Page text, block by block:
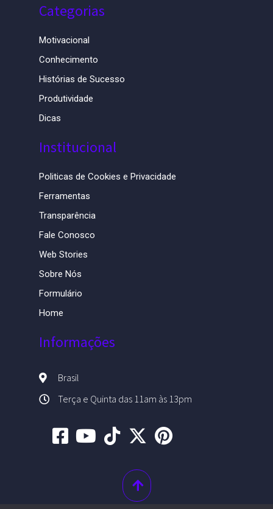
Categorias
Motivacional
Conhecimento
Histórias de Sucesso
Produtividade
Dicas
Institucional
Politicas de Cookies e Privacidade
Ferramentas
Transparência
Fale Conosco
Web Stories
Sobre Nós
Formulário
Home
Informações
Brasil
Terça e Quinta das 11am às 13pm